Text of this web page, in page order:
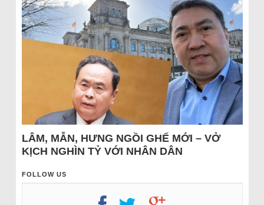
LÂM, MẪN, HƯNG NGỒI GHẾ MỚI – VỞ
KỊCH NGHÌN TỶ VỚI NHÂN DÂN
FOLLOW US